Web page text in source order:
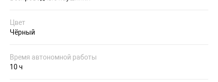
Цвет
Чёрный
Время автономной работы
10 ч